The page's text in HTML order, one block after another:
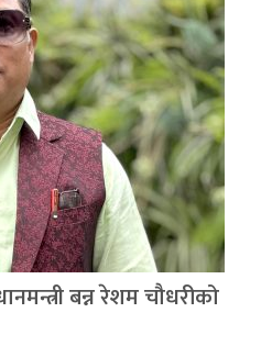
बन्न रेशम चौधरीको